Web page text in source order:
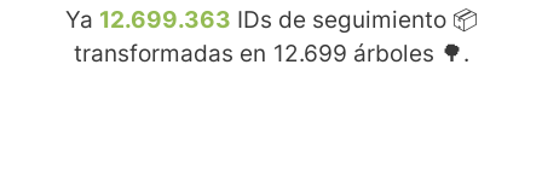
Ya 12.699.363 IDs de seguimiento 📦
transformadas en 12.699 árboles 🌳.